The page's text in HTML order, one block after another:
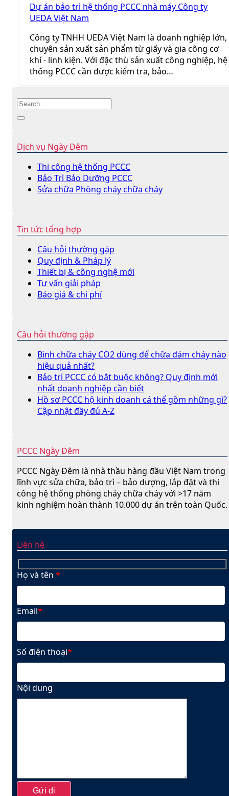
Dự án bảo trì hệ thống PCCC nhà máy Công ty
UEDA Việt Nam
Công ty TNHH UEDA Việt Nam là doanh nghiệp lớn,
chuyên sản xuất sản phẩm từ giấy và gia công cơ
khí - linh kiện. Với đặc thù sản xuất công nghiệp, hệ
thống PCCC cần được kiểm tra, bảo…
Dịch vụ Ngày Đêm
Thi công hệ thống PCCC
Bảo Trì Bảo Dưỡng PCCC
Sửa chữa Phòng cháy chữa cháy
Tin tức tổng hợp
Câu hỏi thường gặp
Quy định & Pháp lý
Thiết bị & công nghệ mới
Tư vấn giải pháp
Báo giá & chi phí
Câu hỏi thường gặp
Bình chữa cháy CO2 dùng để chữa đám cháy nào
hiệu quả nhất?
Bảo trì PCCC có bắt buộc không? Quy định mới
nhất doanh nghiệp cần biết
Hồ sơ PCCC hộ kinh doanh cá thể gồm những gì?
Cập nhật đầy đủ A-Z
PCCC Ngày Đêm
PCCC Ngày Đêm là nhà thầu hàng đầu Việt Nam trong
lĩnh vực sửa chữa, bảo trì – bảo dượng, lắp đặt và thi
công hệ thống phòng cháy chữa cháy với >17 năm
kinh nghiệm hoàn thành 10.000 dự án trên toàn Quốc.
Liên hệ
Họ và tên *
Email*
Số điện thoại*
Nội dung